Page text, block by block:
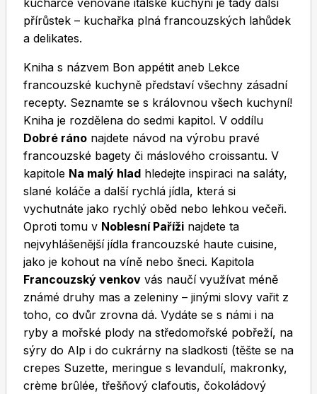
Toprecepty.cz
kuchařce věnované italské kuchyni je tady další
přírůstek – kuchařka plná francouzských lahůdek
a delikates.
Kniha s názvem Bon appétit aneb Lekce
francouzské kuchyně představí všechny zásadní
recepty. Seznamte se s královnou všech kuchyní!
Kniha je rozdělena do sedmi kapitol. V oddílu
Dobré ráno najdete návod na výrobu pravé
francouzské bagety či máslového croissantu. V
kapitole Na malý hlad hledejte inspiraci na saláty,
slané koláče a další rychlá jídla, která si
vychutnáte jako rychlý oběd nebo lehkou večeři.
Oproti tomu v Noblesní Paříži najdete ta
nejvyhlášenější jídla francouzské haute cuisine,
jako je kohout na víně nebo šneci. Kapitola
Francouzský venkov vás naučí využívat méně
známé druhy mas a zeleniny – jinými slovy vařit z
toho, co dvůr zrovna dá. Vydáte se s námi i na
ryby a mořské plody na středomořské pobřeží, na
sýry do Alp i do cukrárny na sladkosti (těšte se na
crepes Suzette, meringue s levandulí, makronky,
crème brȗlée, třešňový clafoutis, čokoládový